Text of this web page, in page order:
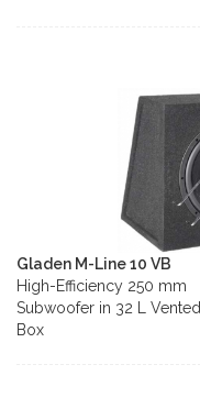
Gladen M-Line 10 VB
High-Efficiency 250 mm
Subwoofer in 32 L Vented
Box